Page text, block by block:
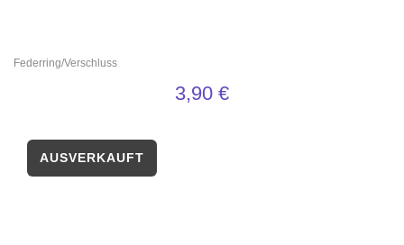
Federring/Verschluss
3,90 €